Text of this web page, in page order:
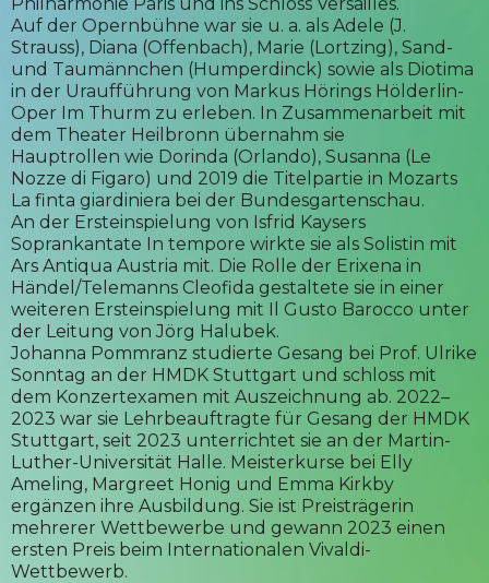
Auf der Opernbühne war sie u. a. als Adele (J.
Strauss), Diana (Offenbach), Marie (Lortzing), Sand-
und Taumännchen (Humperdinck) sowie als Diotima
in der Uraufführung von Markus Hörings Hölderlin-
Oper Im Thurm zu erleben. In Zusammenarbeit mit
dem Theater Heilbronn übernahm sie
Hauptrollen wie Dorinda (Orlando), Susanna (Le
Nozze di Figaro) und 2019 die Titelpartie in Mozarts
La finta giardiniera bei der Bundesgartenschau.
An der Ersteinspielung von Isfrid Kaysers
Soprankantate In tempore wirkte sie als Solistin mit
Ars Antiqua Austria mit. Die Rolle der Erixena in
Händel/Telemanns Cleofida gestaltete sie in einer
weiteren Ersteinspielung mit Il Gusto Barocco unter
der Leitung von Jörg Halubek.
Johanna Pommranz studierte Gesang bei Prof. Ulrike
Sonntag an der HMDK Stuttgart und schloss mit
dem Konzertexamen mit Auszeichnung ab. 2022–
2023 war sie Lehrbeauftragte für Gesang der HMDK
Stuttgart, seit 2023 unterrichtet sie an der Martin-
Luther-Universität Halle. Meisterkurse bei Elly
Ameling, Margreet Honig und Emma Kirkby
ergänzen ihre Ausbildung. Sie ist Preisträgerin
mehrerer Wettbewerbe und gewann 2023 einen
ersten Preis beim Internationalen Vivaldi-
Wettbewerb.